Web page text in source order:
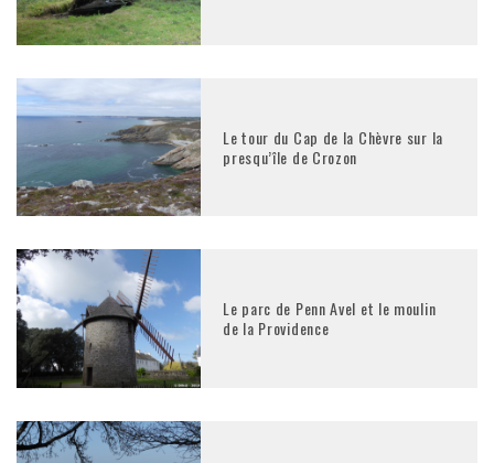
Le tour du Cap de la Chèvre sur la
presqu’île de Crozon
Le parc de Penn Avel et le moulin
de la Providence